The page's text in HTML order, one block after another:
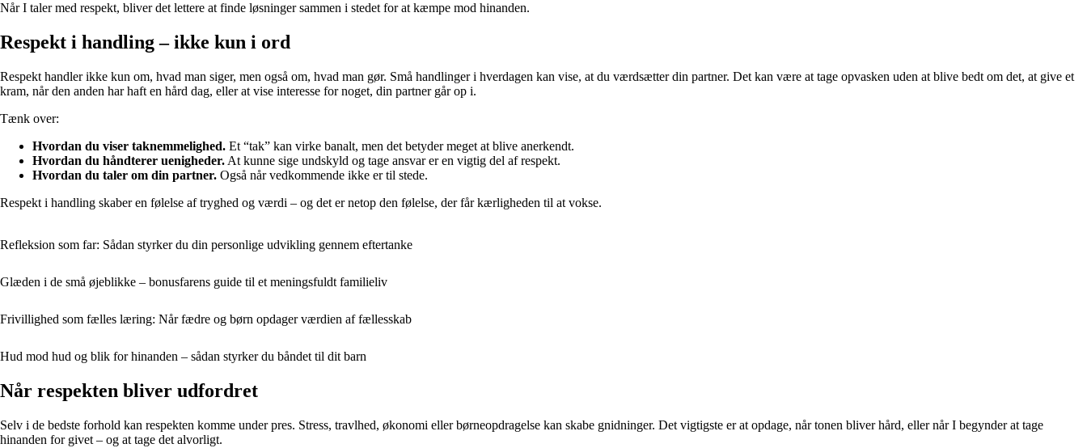
Når I taler med respekt, bliver det lettere at finde løsninger sammen i stedet for at kæmpe mod hinanden.
Respekt i handling – ikke kun i ord
Respekt handler ikke kun om, hvad man siger, men også om, hvad man gør. Små handlinger i hverdagen kan vise, at du værdsætter din partner. Det kan være at tage opvasken uden at blive bedt om det, at give et
kram, når den anden har haft en hård dag, eller at vise interesse for noget, din partner går op i.
Tænk over:
Hvordan du viser taknemmelighed. Et “tak” kan virke banalt, men det betyder meget at blive anerkendt.
Hvordan du håndterer uenigheder. At kunne sige undskyld og tage ansvar er en vigtig del af respekt.
Hvordan du taler om din partner. Også når vedkommende ikke er til stede.
Respekt i handling skaber en følelse af tryghed og værdi – og det er netop den følelse, der får kærligheden til at vokse.
Refleksion som far: Sådan styrker du din personlige udvikling gennem eftertanke
Glæden i de små øjeblikke – bonusfarens guide til et meningsfuldt familieliv
Frivillighed som fælles læring: Når fædre og børn opdager værdien af fællesskab
Hud mod hud og blik for hinanden – sådan styrker du båndet til dit barn
Når respekten bliver udfordret
Selv i de bedste forhold kan respekten komme under pres. Stress, travlhed, økonomi eller børneopdragelse kan skabe gnidninger. Det vigtigste er at opdage, når tonen bliver hård, eller når I begynder at tage
hinanden for givet – og at tage det alvorligt.